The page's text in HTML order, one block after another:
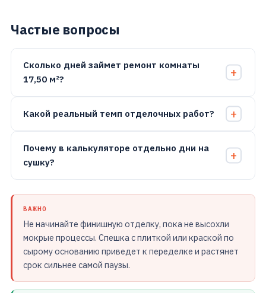
Частые вопросы
Сколько дней займет ремонт комнаты
17,50 м²?
Какой реальный темп отделочных работ?
Почему в калькуляторе отдельно дни на
сушку?
ВАЖНО
Не начинайте финишную отделку, пока не высохли
мокрые процессы. Спешка с плиткой или краской по
сырому основанию приведет к переделке и растянет
срок сильнее самой паузы.